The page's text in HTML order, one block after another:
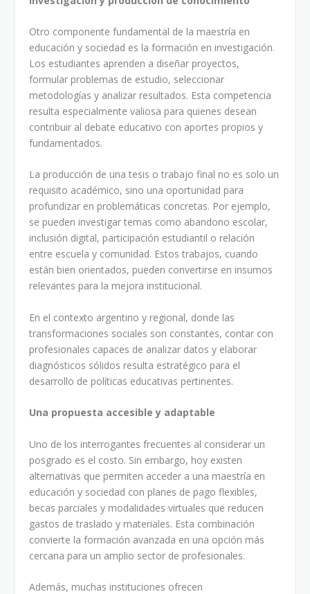
Otro componente fundamental de la maestría en
educación y sociedad es la formación en investigación.
Los estudiantes aprenden a diseñar proyectos,
formular problemas de estudio, seleccionar
metodologías y analizar resultados. Esta competencia
resulta especialmente valiosa para quienes desean
contribuir al debate educativo con aportes propios y
fundamentados.
La producción de una tesis o trabajo final no es solo un
requisito académico, sino una oportunidad para
profundizar en problemáticas concretas. Por ejemplo,
se pueden investigar temas como abandono escolar,
inclusión digital, participación estudiantil o relación
entre escuela y comunidad. Estos trabajos, cuando
están bien orientados, pueden convertirse en insumos
relevantes para la mejora institucional.
En el contexto argentino y regional, donde las
transformaciones sociales son constantes, contar con
profesionales capaces de analizar datos y elaborar
diagnósticos sólidos resulta estratégico para el
desarrollo de políticas educativas pertinentes.
Una propuesta accesible y adaptable
Uno de los interrogantes frecuentes al considerar un
posgrado es el costo. Sin embargo, hoy existen
alternativas que permiten acceder a una maestría en
educación y sociedad con planes de pago flexibles,
becas parciales y modalidades virtuales que reducen
gastos de traslado y materiales. Esta combinación
convierte la formación avanzada en una opción más
cercana para un amplio sector de profesionales.
Además, muchas instituciones ofrecen